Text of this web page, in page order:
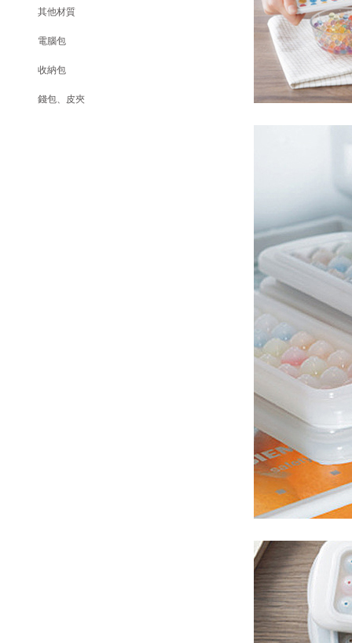
其他材質
電腦包
收納包
錢包、皮夾